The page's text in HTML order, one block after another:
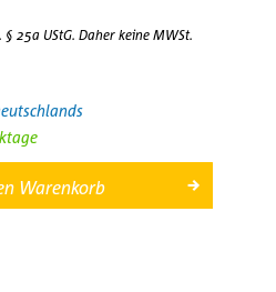
25a UStG. Daher keine MWSt.
Warenkorb